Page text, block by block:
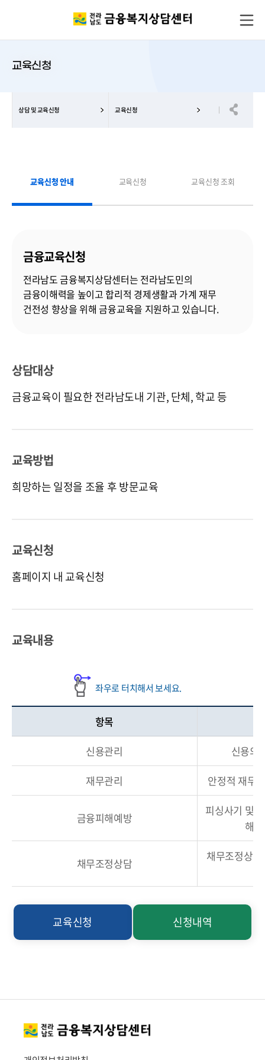
교육신청
상담 및 교육신청 교육신청
선
됨
교육신청 안내 교육신청 교육신청 조회
금융교육신청
전라남도 금융복지상담센터는 전라남도민의
금융이해력을 높이고 합리적 경제생활과 가계 재무
건전성 향상을 위해 금융교육을 지원하고 있습니다.
상담대상
금융교육이 필요한 전라남도내 기관, 단체, 학교 등
교육방법
희망하는 일정을 조율 후 방문교육
교육신청
홈페이지 내 교육신청
교육내용
항목
신용관리
신용의
재무관리
안정적 재무
금융피해예방
피싱사기 및
해
채무조정상담
채무조정상
교육신청 신청내역